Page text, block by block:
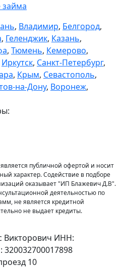
, Владимир, Белгород,
, Геленджик, Казань,
, Тюмень, Кемерово,
Иркутск, Санкт-Петербург,
, Крым, Севастополь,
на-Дону, Воронеж,
Викторович ИНН:
10
публичной офертой и носит
характер. Содействие в подборе
оказывает "ИП Блажевич Д.В".
деятельностью по
не является кредитной
не выдает кредиты.